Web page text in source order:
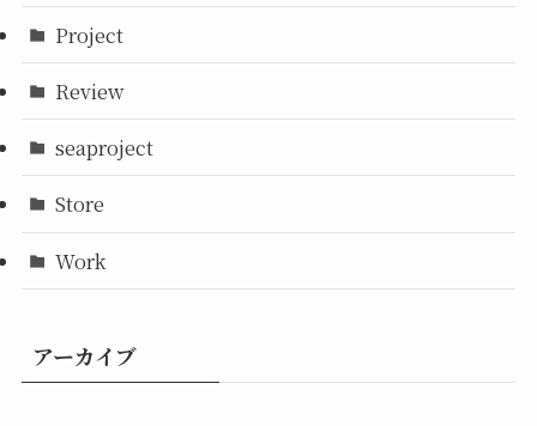
Project
Review
seaproject
Store
Work
アーカイブ